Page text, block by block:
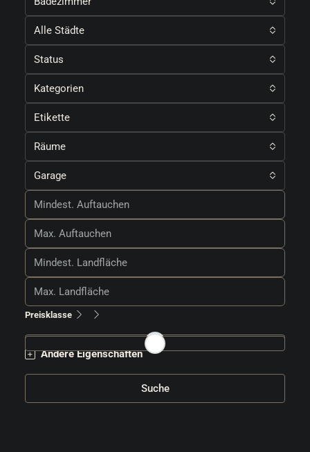
Alle Städte
Status
Kategorien
Etikette
Räume
Garage
Preisklasse
Andere Eigenschaften
Suche